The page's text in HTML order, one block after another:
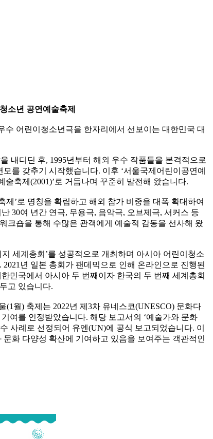
소년 공연예술축제
수 어린이청소년극을 한자리에서 선보이는 대한민국 대
내디딘 후, 1995년부터 해외 우수 작품들을 본격적으로
를 갖추기 시작했습니다. 이후 ‘서울국제어린이공연예
술축제(2001)’로 거듭나며 꾸준히 발전해 왔습니다.
제’로 명칭을 확립하고 해외 참가 비중을 대폭 확대하여
30여 년간 연극, 무용극, 음악극, 오브제극, 서커스 등
크숍을 통해 수많은 관객에게 예술적 감동을 선사해 왔
세계총회’를 성공적으로 개최하며 아시아 어린이청소
년 일본 총회가 팬데믹으로 인해 온라인으로 진행된
민국에서 아시아 두 번째이자 한국의 두 번째 세계총회
고 있습니다.
(1월) 축제는 2022년 제3차 유네스코(UNESCO) 문화다
여를 인정받았습니다. 해당 보고서의 ‘예술가와 문화
사례로 선정되어 유엔(UN)에 공식 보고되었습니다. 이
화 다양성 확산에 기여하고 있음을 보여주는 객관적인